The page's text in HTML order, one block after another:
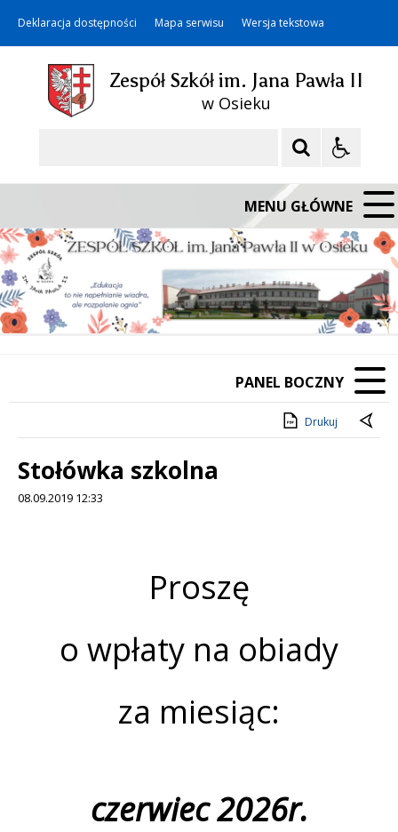
Deklaracja dostępności Mapa serwisu Wersja tekstowa
Zespół Szkół im. Jana Pawła II
w Osieku
MENU GŁÓWNE
PANEL BOCZNY
Drukuj
Stołówka szkolna
08.09.2019 12:33
Proszę
o wpłaty na obiady
za miesiąc:
czerwiec 2026r.